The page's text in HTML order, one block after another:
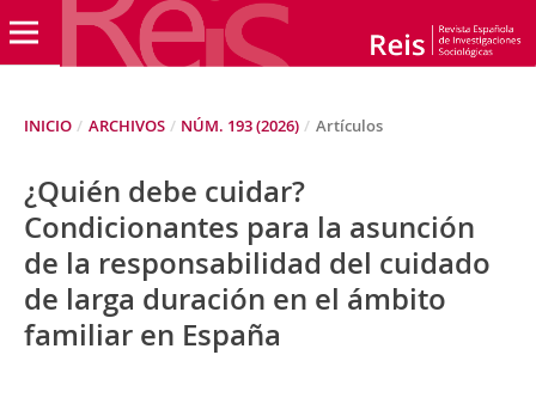
INICIO / ARCHIVOS / NÚM. 193 (2026) / Artículos
¿Quién debe cuidar?
Condicionantes para la asunción
de la responsabilidad del cuidado
de larga duración en el ámbito
familiar en España